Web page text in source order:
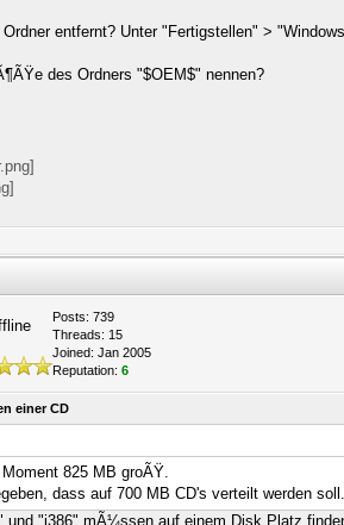
entfernt? Unter "Fertigstellen" >
des Ordners "$OEM$" nennen?
Posts: 739
Threads: 15
Joined: Jan 2005
Reputation:6
einer CD
825 MB groÃŸ.
dass auf 700 MB CD's verteilt werden soll.
und "i386"mÃ¼ssen auf einem Disk Platz